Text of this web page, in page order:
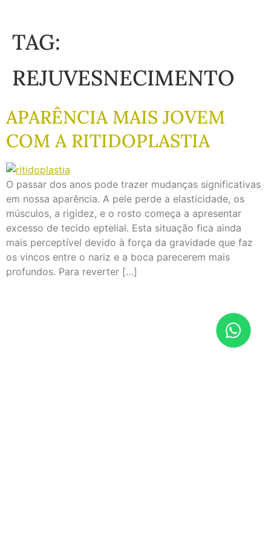
TAG:
REJUVESNECIMENTO
APARÊNCIA MAIS JOVEM
COM A RITIDOPLASTIA
O passar dos anos pode trazer mudanças significativas
em nossa aparência. A pele perde a elasticidade, os
músculos, a rigidez, e o rosto começa a apresentar
excesso de tecido eptelial. Esta situação fica ainda
mais perceptível devido à força da gravidade que faz
os vincos entre o nariz e a boca parecerem mais
profundos. Para reverter […]